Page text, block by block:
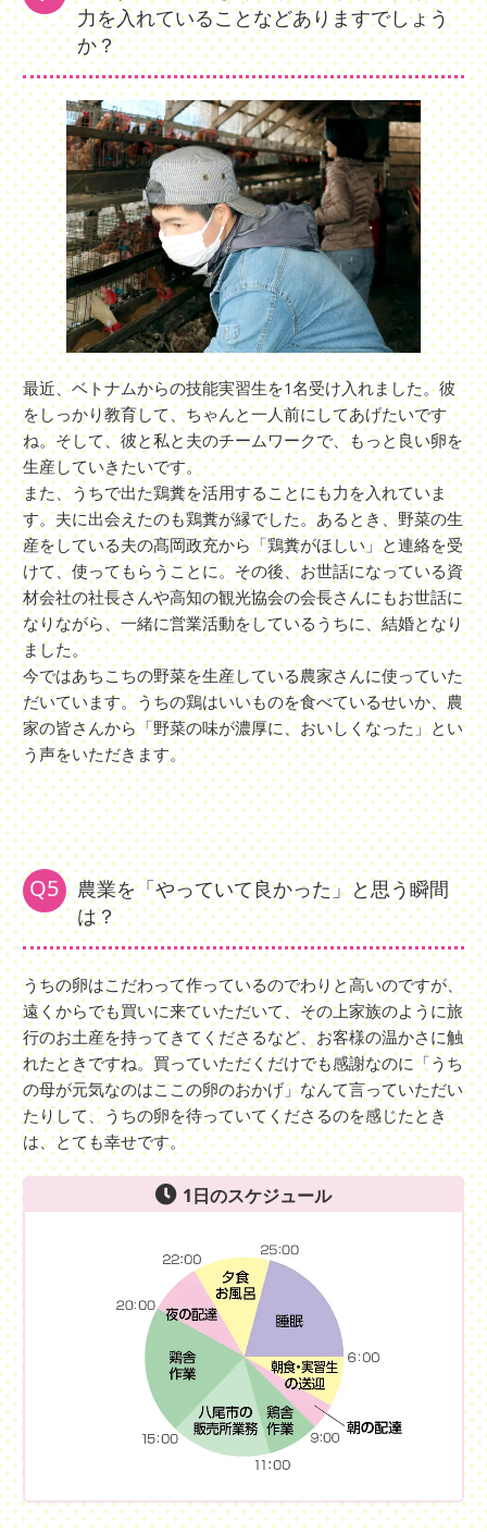
力を入れていることなどありますでしょう
か？
最近、ベトナムからの技能実習生を1名受け入れました。彼
をしっかり教育して、ちゃんと一人前にしてあげたいです
ね。そして、彼と私と夫のチームワークで、もっと良い卵を
生産していきたいです。
また、うちで出た鶏糞を活用することにも力を入れていま
す。夫に出会えたのも鶏糞が縁でした。あるとき、野菜の生
産をしている夫の髙岡政充から「鶏糞がほしい」と連絡を受
けて、使ってもらうことに。その後、お世話になっている資
材会社の社長さんや高知の観光協会の会長さんにもお世話に
なりながら、一緒に営業活動をしているうちに、結婚となり
ました。
今ではあちこちの野菜を生産している農家さんに使っていた
だいています。うちの鶏はいいものを食べているせいか、農
家の皆さんから「野菜の味が濃厚に、おいしくなった」とい
う声をいただきます。
Q5
農業を「やっていて良かった」と思う瞬間
は？
うちの卵はこだわって作っているのでわりと高いのですが、
遠くからでも買いに来ていただいて、その上家族のように旅
行のお土産を持ってきてくださるなど、お客様の温かさに触
れたときですね。買っていただくだけでも感謝なのに「うち
の母が元気なのはここの卵のおかげ」なんて言っていただい
たりして、うちの卵を待っていてくださるのを感じたとき
は、とても幸せです。
1日のスケジュール